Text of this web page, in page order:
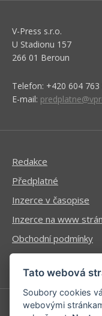
V-Press s.r.o.
U Stadionu 157
266 01 Beroun
Telefon: +420 604 763
E-mail:
Redakce
Předplatné
Inzerce v časopise
Inzerce na www
Obchodní podmínky
Ochrana osobních
Tato webová
Soubory cookies
webovými